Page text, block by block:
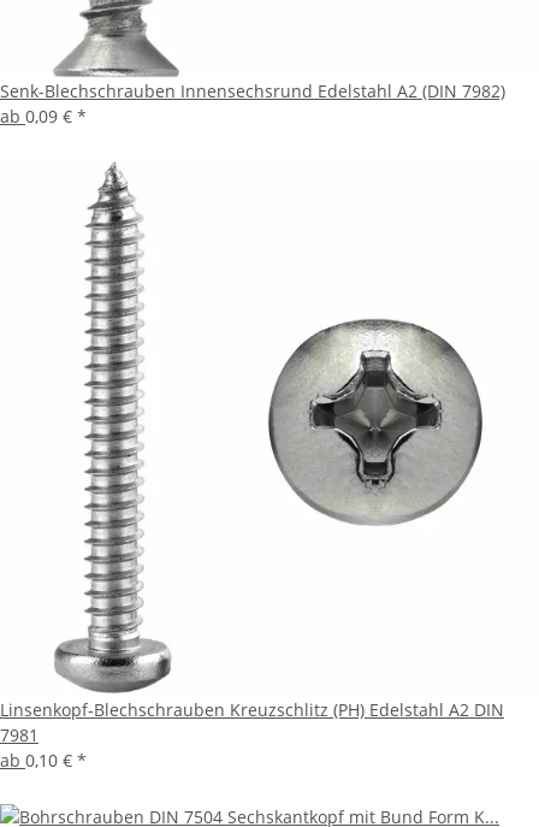
Senk-Blechschrauben Innensechsrund Edelstahl A2 (DIN 7982)
ab 0,09 € *
Linsenkopf-Blechschrauben Kreuzschlitz (PH) Edelstahl A2 DIN
7981
ab 0,10 € *